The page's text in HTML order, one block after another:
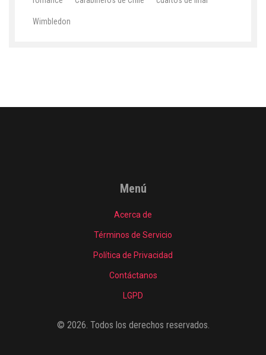
Wimbledon
Menú
Acerca de
Términos de Servicio
Política de Privacidad
Contáctanos
LGPD
© 2026. Todos los derechos reservados.